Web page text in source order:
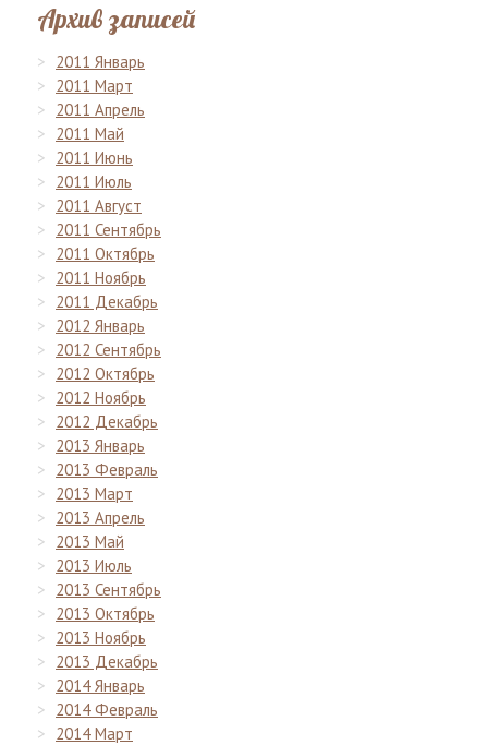
Архив записей
2011 Январь
2011 Март
2011 Апрель
2011 Май
2011 Июнь
2011 Июль
2011 Август
2011 Сентябрь
2011 Октябрь
2011 Ноябрь
2011 Декабрь
2012 Январь
2012 Сентябрь
2012 Октябрь
2012 Ноябрь
2012 Декабрь
2013 Январь
2013 Февраль
2013 Март
2013 Апрель
2013 Май
2013 Июль
2013 Сентябрь
2013 Октябрь
2013 Ноябрь
2013 Декабрь
2014 Январь
2014 Февраль
2014 Март